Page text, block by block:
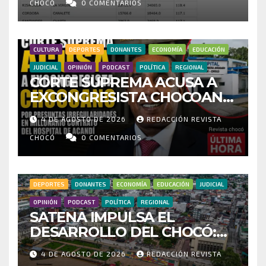
INVESTIGAR PRESUNTO
FRAUDE
CHOCÓ 0 COMENTARIOS
CULTURA DEPORTES DONANTES ECONOMÍA EDUCACIÓN
JUDICIAL OPINIÓN PODCAST POLÍTICA REGIONAL
CORTE SUPREMA ACUSA A
EXCONGRESISTA CHOCOANO
POR PRESUNTAS
IRREGULARIDADES EN
MILLONARIO CONTRATO DEL
HOSPITAL DE ACANDÍ
4 DE AGOSTO DE 2026 REDACCIÓN REVISTA
CHOCÓ 0 COMENTARIOS
DEPORTES DONANTES ECONOMÍA EDUCACIÓN JUDICIAL
OPINIÓN PODCAST POLÍTICA REGIONAL
SATENA IMPULSA EL
DESARROLLO DEL CHOCÓ:
MÁS DE 35 MIL PASAJEROS
MOVILIZADOS Y NUEVAS
4 DE AGOSTO DE 2026 REDACCIÓN REVISTA